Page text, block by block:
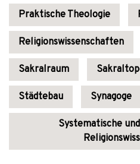
Praktische Theologie
Religionswissenschaften
Sakralraum
Städtebau Synagoge
Systematische